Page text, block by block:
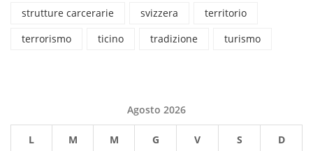
strutture carcerarie
svizzera
territorio
terrorismo
ticino tradizione turismo
Agosto 2026
L M M G V S D